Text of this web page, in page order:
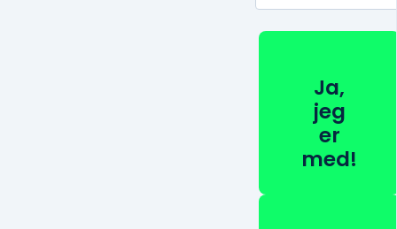
Ja,
jeg
er
med!